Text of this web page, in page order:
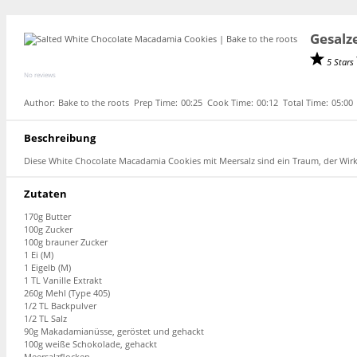
5 Stars
No reviews
Author: Bake to the roots Prep Time: 00:25 Cook Time: 00:12 Total Time: 05:00
Beschreibung
Diese White Chocolate Macadamia Cookies mit Meersalz sind ein Traum, der
Zutaten
170g Butter
100g Zucker
100g brauner Zucker
1 Ei (M)
1 Eigelb (M)
1 TL Vanille Extrakt
260g Mehl (Type 405)
1/2 TL Backpulver
1/2 TL Salz
90g Makadamianüsse, geröstet und gehackt
100g weiße Schokolade, gehackt